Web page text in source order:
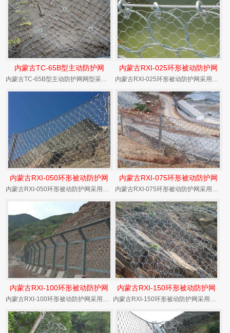
内蒙古TC-65B型主动防护网
内蒙古TC-65B型主动防护网网型采用高强度钢丝格栅，结构配置为预应力钢筋锚杆（根据需要选...
内蒙古RXI-025环形被动防护网
内蒙古RXI-025环形被动防护网采用热镀锌工艺，在落石冲击过程中能发生自身几何形态改变、...
内蒙古RXI-050环形被动防护网 内蒙古RXI-075环形被动防护网
内蒙古RXI-100环形被动防护网 内蒙古RXI-150环形被动防护网